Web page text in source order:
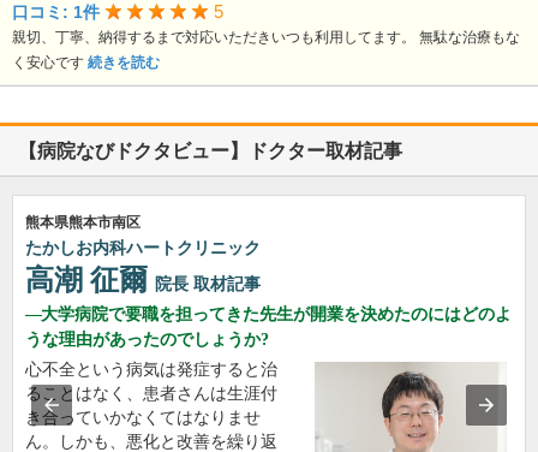
口コミ: 1件 5
親切、丁寧、納得するまで対応いただきいつも利用してます。 無駄な治療もな
く安心です 続きを読む
【病院なびドクタビュー】ドクター取材記事
熊本県熊本市南区
たかしお内科ハートクリニック
高潮 征爾 院長 取材記事
大学病院で要職を担ってきた先生が開業を決めたのにはどのよ
うな理由があったのでしょうか?
心不全という病気は発症すると治
ることはなく、患者さんは生涯付
き合っていかなくてはなりませ
ん。しかも、悪化と改善を繰り返